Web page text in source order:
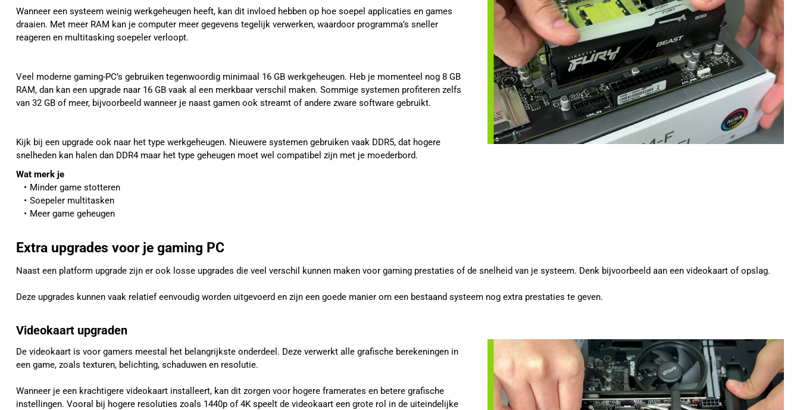
Wanneer een systeem weinig werkgeheugen heeft, kan dit invloed hebben op hoe soepel applicaties en games
draaien. Met meer RAM kan je computer meer gegevens tegelijk verwerken, waardoor programma’s sneller
reageren en multitasking soepeler verloopt.
Veel moderne gaming-PC’s gebruiken tegenwoordig minimaal 16 GB werkgeheugen. Heb je momenteel nog 8 GB
RAM, dan kan een upgrade naar 16 GB vaak al een merkbaar verschil maken. Sommige systemen profiteren zelfs
van 32 GB of meer, bijvoorbeeld wanneer je naast gamen ook streamt of andere zware software gebruikt.
Kijk bij een upgrade ook naar het type werkgeheugen. Nieuwere systemen gebruiken vaak DDR5, dat hogere
snelheden kan halen dan DDR4 maar het type geheugen moet wel compatibel zijn met je moederbord.
Wat merk je
Minder game stotteren
Soepeler multitasken
Meer game geheugen
Extra upgrades voor je gaming PC
Naast een platform upgrade zijn er ook losse upgrades die veel verschil kunnen maken voor gaming prestaties of de snelheid van je systeem. Denk bijvoorbeeld aan een videokaart of opslag.
Deze upgrades kunnen vaak relatief eenvoudig worden uitgevoerd en zijn een goede manier om een bestaand systeem nog extra prestaties te geven.
Videokaart upgraden
De videokaart is voor gamers meestal het belangrijkste onderdeel. Deze verwerkt alle grafische berekeningen in
een game, zoals texturen, belichting, schaduwen en resolutie.
Wanneer je een krachtigere videokaart installeert, kan dit zorgen voor hogere framerates en betere grafische
instellingen. Vooral bij hogere resoluties zoals 1440p of 4K speelt de videokaart een grote rol in de uiteindelijke